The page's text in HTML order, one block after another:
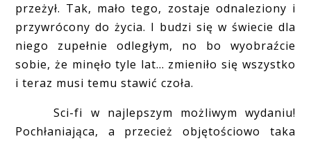
przeżył. Tak, mało tego, zostaje odnaleziony i
przywrócony do życia. I budzi się w świecie dla
niego zupełnie odległym, no bo wyobraźcie
sobie, że minęło tyle lat... zmieniło się wszystko
i teraz musi temu stawić czoła.
Sci-fi w najlepszym możliwym wydaniu!
Pochłaniająca, a przecież objętościowo taka